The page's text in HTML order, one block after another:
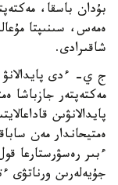
بۇدان باسقا،
ەمەس، سىنىپتا
شاقىرادى.
ج ي- ءدى پايدالانۋ
مەكتەپتەر جازباشا
پايدالانۋىن
ەمتيحاندار مەن
ءبىر رەسۋرستارعا
جۇيەلەرىن ورناتۋى